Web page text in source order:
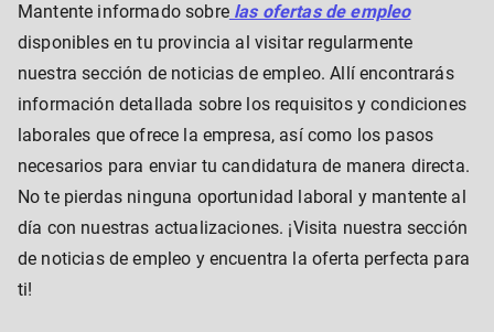
Mantente informado sobrelas ofertas de empleo
disponibles en tu provincia al visitar regularmente
nuestra sección de noticias de empleo. Allí encontrarás
información detallada sobre los requisitos y condiciones
laborales que ofrece la empresa, así como los pasos
necesarios para enviar tu candidatura de manera directa.
No te pierdas ninguna oportunidad laboral y mantente al
día con nuestras actualizaciones. ¡Visita nuestra sección
de noticias de empleo y encuentra la oferta perfecta para
ti!